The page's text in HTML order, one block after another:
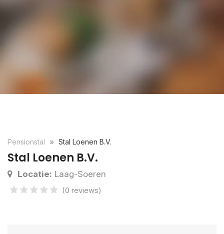
Pensionstal Stal Loenen B.V.
Stal Loenen B.V.
Locatie: Laag-Soeren
(0 reviews)